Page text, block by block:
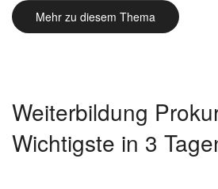
Mehr zu diesem Thema
Weiterbildung
Wichtigste in 3